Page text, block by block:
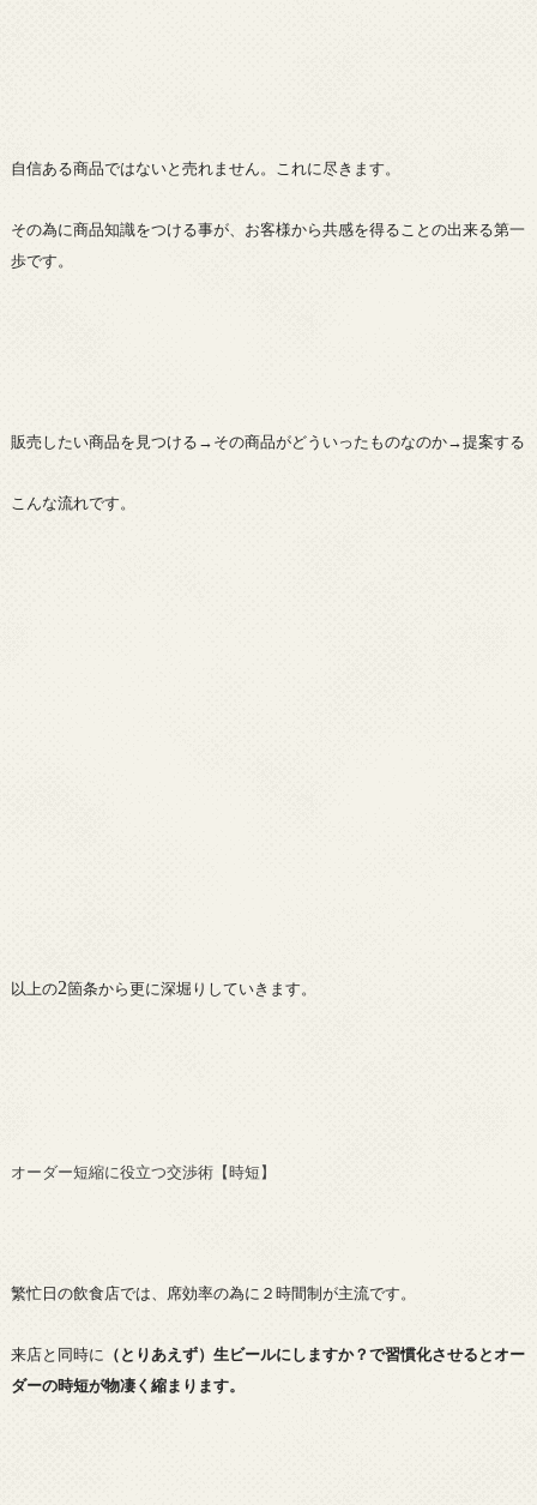
自信ある商品ではないと売れません。これに尽きます。
その為に商品知識をつける事が、お客様から共感を得ることの出来る第一
歩です。
販売したい商品を見つける→その商品がどういったものなのか→提案する
こんな流れです。
以上の2箇条から更に深堀りしていきます。
オーダー短縮に役立つ交渉術【時短】
繁忙日の飲食店では、席効率の為に２時間制が主流です。
来店と同時に
（とりあえず）生ビールにしますか？で習慣化させるとオー
ダーの時短が物凄く縮まります。